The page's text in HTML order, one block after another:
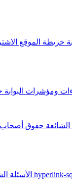
خريطة الموقع
ومؤشرات البوابة
الشائعة حقوق أصحاب
الأسئلة